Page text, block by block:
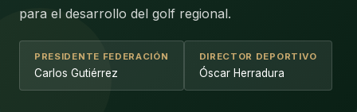
para el desarrollo del golf regional.
PRESIDENTE FEDERACIÓN
Carlos Gutiérrez
DIRECTOR DEPORTIVO
Óscar Herradura